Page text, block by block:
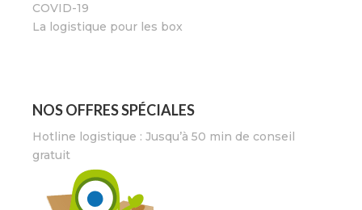
COVID-19
La logistique pour les box
NOS OFFRES SPÉCIALES
Hotline logistique : Jusqu’à 50 min de conseil
gratuit